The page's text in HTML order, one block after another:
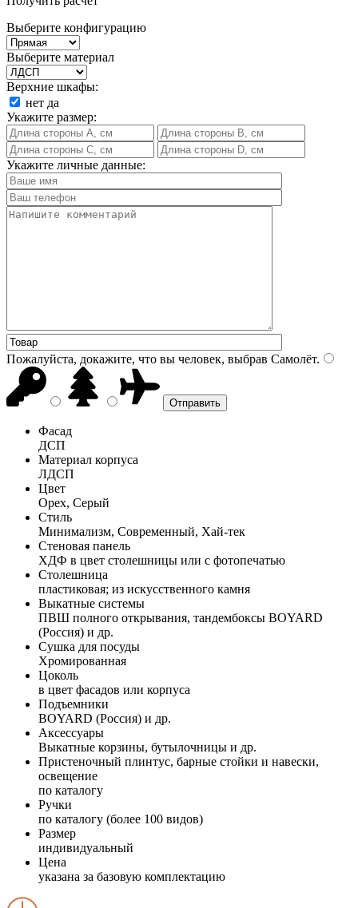
Выберите конфигурацию
Выберите материал
Верхние шкафы:
нет да
Укажите размер:
Укажите личные данные:
Пожалуйста, докажите, что вы человек, выбрав Самолёт.
Фасад
ДСП
Материал корпуса
ЛДСП
Цвет
Орех, Серый
Стиль
Минимализм, Современный, Хай-тек
Стеновая панель
ХДФ в цвет столешницы или с фотопечатью
Столешница
пластиковая; из искусственного камня
Выкатные системы
ПВШ полного открывания, тандембоксы BOYARD
(Россия) и др.
Сушка для посуды
Хромированная
Цоколь
в цвет фасадов или корпуса
Подъемники
BOYARD (Россия) и др.
Аксессуары
Выкатные корзины, бутылочницы и др.
Пристеночный плинтус, барные стойки и навески,
освещение
по каталогу
Ручки
по каталогу (более 100 видов)
Размер
индивидуальный
Цена
указана за базовую комплектацию